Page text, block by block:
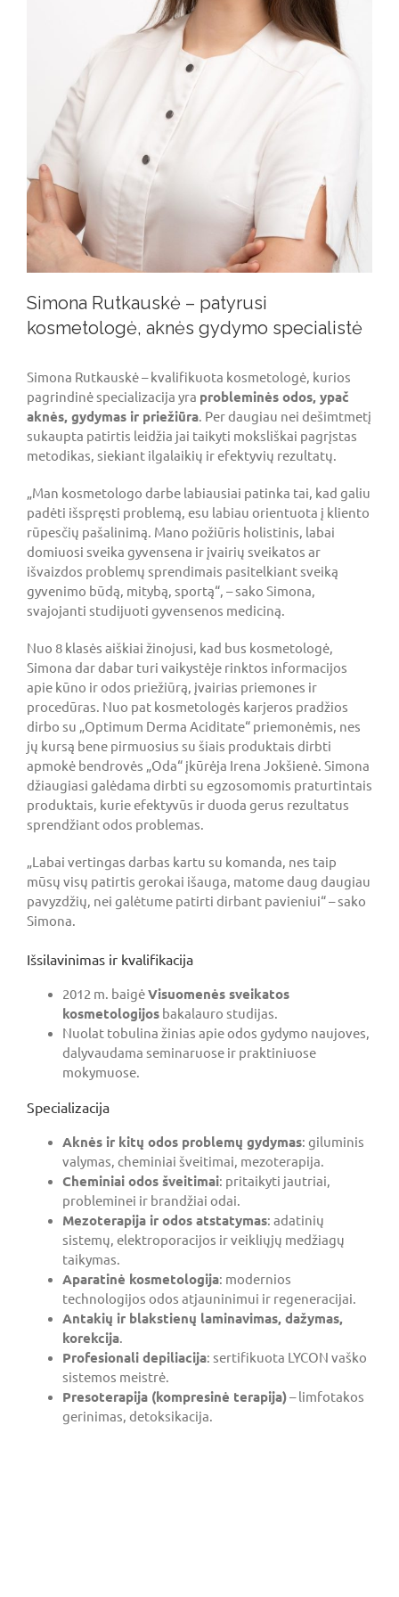
Simona Rutkauskė – patyrusi
kosmetologė, aknės gydymo specialistė
Simona Rutkauskė – kvalifikuota kosmetologė, kurios
pagrindinė specializacija yra probleminės odos, ypač
aknės, gydymas ir priežiūra. Per daugiau nei dešimtmetį
sukaupta patirtis leidžia jai taikyti moksliškai pagrįstas
metodikas, siekiant ilgalaikių ir efektyvių rezultatų.
„Man kosmetologo darbe labiausiai patinka tai, kad galiu
padėti išspręsti problemą, esu labiau orientuota į kliento
rūpesčių pašalinimą. Mano požiūris holistinis, labai
domiuosi sveika gyvensena ir įvairių sveikatos ar
išvaizdos problemų sprendimais pasitelkiant sveiką
gyvenimo būdą, mitybą, sportą“, – sako Simona,
svajojanti studijuoti gyvensenos mediciną.
Nuo 8 klasės aiškiai žinojusi, kad bus kosmetologė,
Simona dar dabar turi vaikystėje rinktos informacijos
apie kūno ir odos priežiūrą, įvairias priemones ir
procedūras. Nuo pat kosmetologės karjeros pradžios
dirbo su „Optimum Derma Aciditate“ priemonėmis, nes
jų kursą bene pirmuosius su šiais produktais dirbti
apmokė bendrovės „Oda“ įkūrėja Irena Jokšienė. Simona
džiaugiasi galėdama dirbti su egzosomomis praturtintais
produktais, kurie efektyvūs ir duoda gerus rezultatus
sprendžiant odos problemas.
„Labai vertingas darbas kartu su komanda, nes taip
mūsų visų patirtis gerokai išauga, matome daug daugiau
pavyzdžių, nei galėtume patirti dirbant pavieniui“ – sako
Simona.
Išsilavinimas ir kvalifikacija
2012 m. baigėVisuomenės sveikatos
kosmetologijosbakalauro studijas.
Nuolat tobulina žinias apie odos gydymo naujoves,
dalyvaudama seminaruose ir praktiniuose
mokymuose.
Specializacija
Aknės ir kitų odos problemų gydymas: giluminis
valymas, cheminiai šveitimai, mezoterapija.
Cheminiai odos šveitimai: pritaikyti jautriai,
probleminei ir brandžiai odai.
Mezoterapija ir odos atstatymas: adatinių
sistemų, elektroporacijos ir veikliųjų medžiagų
taikymas.
Aparatinė kosmetologija: modernios
technologijos odos atjauninimui ir regeneracijai.
Antakių ir blakstienų laminavimas, dažymas,
korekcija.
Profesionali depiliacija: sertifikuota LYCON vaško
sistemos meistrė.
Presoterapija (kompresinė terapija)– limfotakos
gerinimas, detoksikacija.